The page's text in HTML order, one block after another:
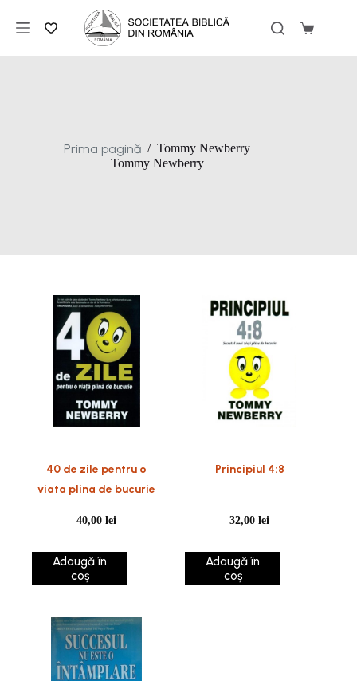
conținut
Coș
Prima pagină / Tommy Newberry
Tommy Newberry
40 de zile pentru o
viata plina de bucurie
40,00lei
Adaugă în
coș
Principiul 4:8
32,00lei
Adaugă în
coș